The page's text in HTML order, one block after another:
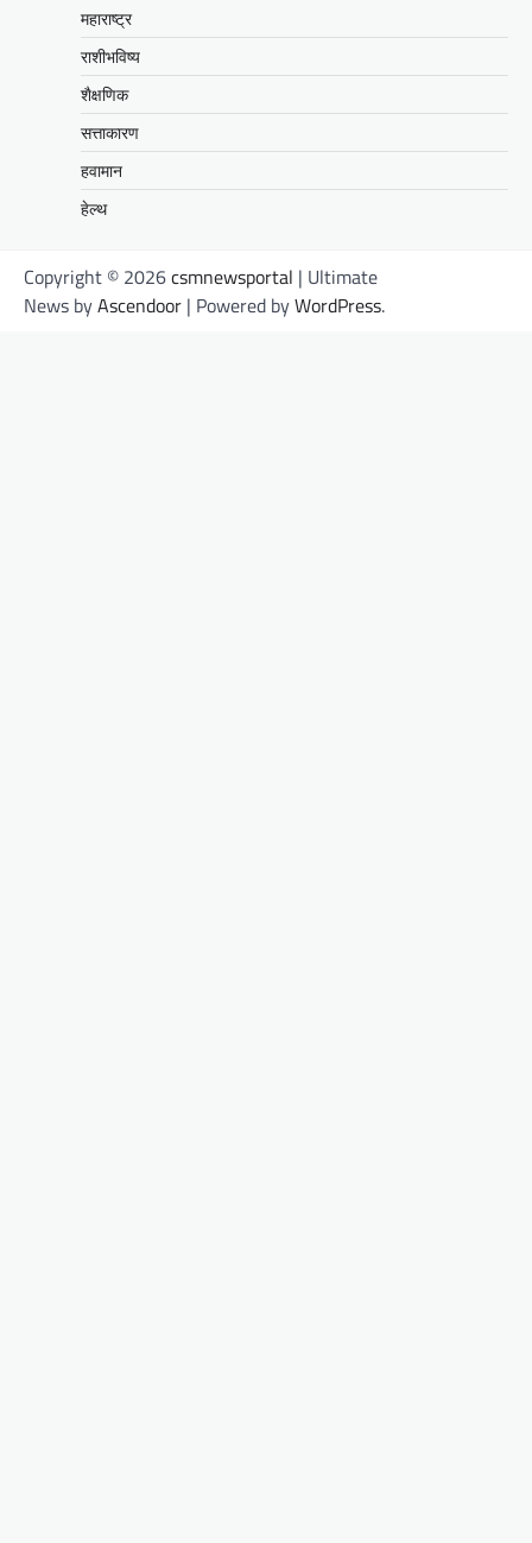
महाराष्ट्र
राशीभविष्य
शैक्षणिक
सत्ताकारण
हवामान
हेल्थ
Copyright © 2026csmnewsportal | Ultimate
News byAscendoor | Powered byWordPress.